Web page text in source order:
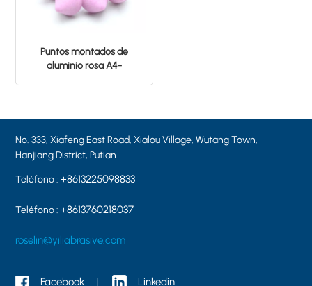
Puntos montados de
aluminio rosa A4-
No. 333, Xiafeng East Road, Xialou Village, Wutang Town,
Hanjiang District, Putian
Teléfono :+8613225098833
Teléfono :+8613760218037
roselin@yiliabrasive.com
Facebook Linkedin